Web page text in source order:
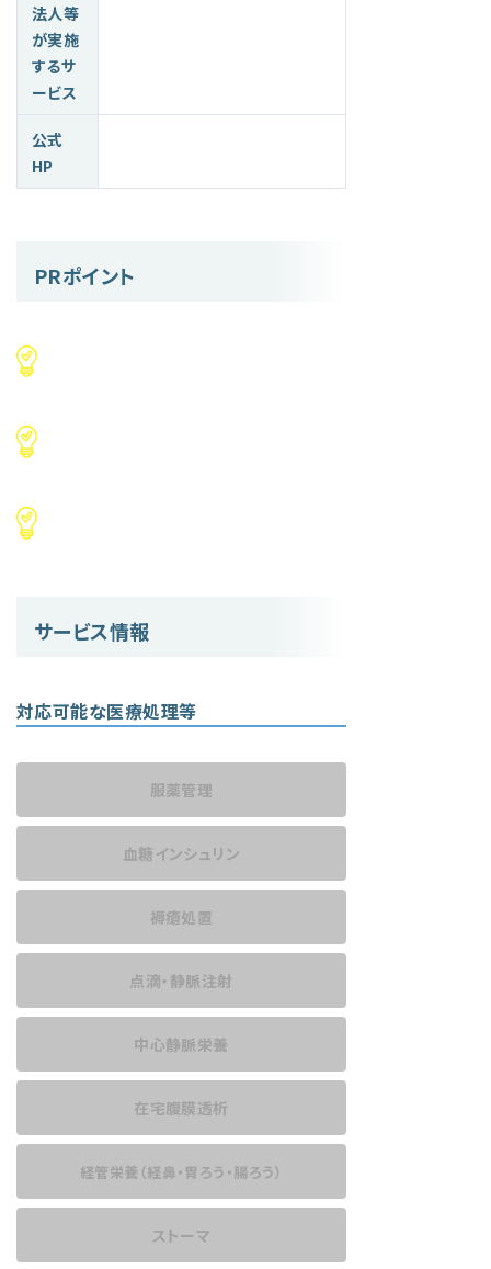
法人等
が実施
するサ
ービス
公式
HP
PRポイント
サービス情報
対応可能な医療処理等
服薬管理
血糖インシュリン
褥瘡処置
点滴・静脈注射
中心静脈栄養
在宅腹膜透析
経管栄養 （経鼻・胃ろう・腸ろう）
ストーマ